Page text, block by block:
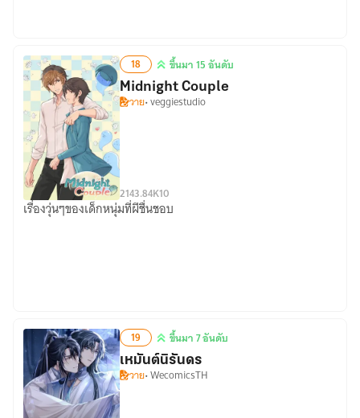
Midnight
18
ขึ้น
มา
15
ขึ้นมา 15 อันดับ
Midnight Couple
วาย• veggiestudio
2143.84K10
เรื่องวุ่นๆของเด็กหนุ่มที่ผีชื่นชอบ
19
ขึ้น
มา
ขึ้นมา 7 อันดับ
เหมันต์นิรันดร
วาย• WecomicsTH